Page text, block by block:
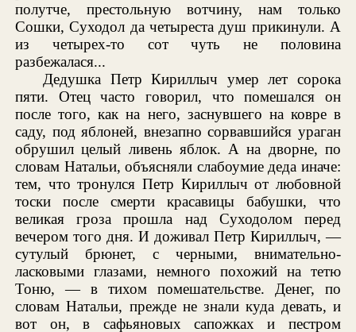
полутче, престольную вотчину, нам только
Сошки, Суходол да четыреста душ прикинули. А
из четырех-то сот чуть не половина
разбежалася...
Дедушка Петр Кириллыч умер лет сорока
пяти. Отец часто говорил, что помешался он
после того, как на него, заснувшего на ковре в
саду, под яблоней, внезапно сорвавшийся ураган
обрушил целый ливень яблок. А на дворне, по
словам Натальи, объясняли слабоумие деда иначе:
тем, что тронулся Петр Кириллыч от любовной
тоски после смерти красавицы бабушки, что
великая гроза прошла над Суходолом перед
вечером того дня. И доживал Петр Кириллыч, —
сутулый брюнет, с черными, внимательно-
ласковыми глазами, немного похожий на тетю
Тоню, — в тихом помешательстве. Денег, по
словам Натальи, прежде не знали куда девать, и
вот он, в сафьяновых сапожках и пестром